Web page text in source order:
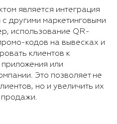
является интеграция
другими маркетинговыми
использование QR-
кодов на вывесках и
клиентов к
или
Это позволяет не
но и увеличить их
продажи.